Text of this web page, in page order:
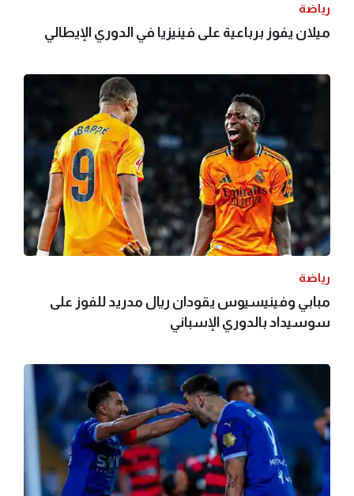
رياضة
ميلان يفوز برباعية على فينيزيا في الدوري الإيطالي
رياضة
مبابي وفينيسيوس يقودان ريال مدريد للفوز على
سوسيداد بالدوري الإسباني